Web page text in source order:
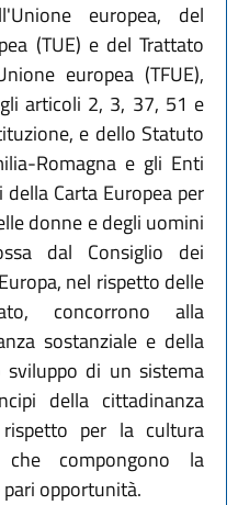
europea, del
(TUE) e del Trattato
europea (TFUE),
articoli 2, 3, 37, 51 e
e dello Statuto
Romagna e gli Enti
Carta Europea per
donne e degli uomini
dal Consiglio dei
nel rispetto delle
concorrono alla
sostanziale e della
sviluppo di un sistema
della cittadinanza
per la cultura
compongono la
opportunità.